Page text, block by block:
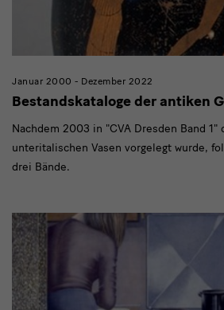
Januar 2000 - Dezember 2022
Bestandskataloge der antiken
Nachdem 2003 in "CVA Dresden Band 1"
unteritalischen Vasen vorgelegt wurde,
drei Bände.